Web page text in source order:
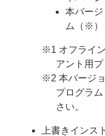
本バー
ム（※）
※1 オフライ
アント用
※2 本バージ
プログラ
さい。
上書きイン